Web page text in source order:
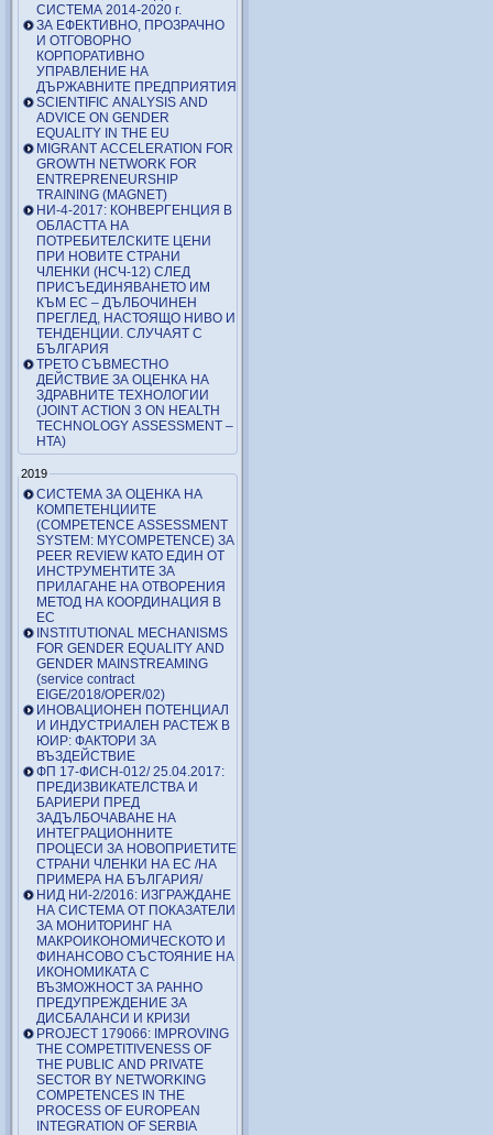
СИСТЕМА 2014-2020 г.
ЗА ЕФЕКТИВНО, ПРОЗРАЧНО
И ОТГОВОРНО
КОРПОРАТИВНО
УПРАВЛЕНИЕ НА
ДЪРЖАВНИТЕ ПРЕДПРИЯТИЯ
SCIENTIFIC ANALYSIS AND
ADVICE ON GENDER
EQUALITY IN THE EU
MIGRANT ACCELERATION FOR
GROWTH NETWORK FOR
ENTREPRENEURSHIP
TRAINING (MAGNET)
НИ-4-2017: КОНВЕРГЕНЦИЯ В
ОБЛАСТТА НА
ПОТРЕБИТЕЛСКИТЕ ЦЕНИ
ПРИ НОВИТЕ СТРАНИ
ЧЛЕНКИ (НСЧ-12) СЛЕД
ПРИСЪЕДИНЯВАНЕТО ИМ
КЪМ ЕС – ДЪЛБОЧИНЕН
ПРЕГЛЕД, НАСТОЯЩО НИВО И
ТЕНДЕНЦИИ. СЛУЧАЯТ С
БЪЛГАРИЯ
ТРЕТО СЪВМЕСТНО
ДЕЙСТВИЕ ЗА ОЦЕНКА НА
ЗДРАВНИТЕ ТЕХНОЛОГИИ
(JOINT ACTION 3 ON HEALTH
TECHNOLOGY ASSESSMENT –
HTA)
2019
СИСТЕМА ЗА ОЦЕНКА НА
КОМПЕТЕНЦИИТЕ
(COMPETENCE ASSESSMENT
SYSTEM: MYCOMPETENCE) ЗА
PEER REVIEW КАТО ЕДИН ОТ
ИНСТРУМЕНТИТЕ ЗА
ПРИЛАГАНЕ НА ОТВОРЕНИЯ
МЕТОД НА КООРДИНАЦИЯ В
ЕС
INSTITUTIONAL MECHANISMS
FOR GENDER EQUALITY AND
GENDER MAINSTREAMING
(service contract
EIGE/2018/OPER/02)
ИНОВАЦИОНЕН ПОТЕНЦИАЛ
И ИНДУСТРИАЛЕН РАСТЕЖ В
ЮИР: ФАКТОРИ ЗА
ВЪЗДЕЙСТВИЕ
ФП 17-ФИСН-012/ 25.04.2017:
ПРЕДИЗВИКАТЕЛСТВА И
БАРИЕРИ ПРЕД
ЗАДЪЛБОЧАВАНЕ НА
ИНТЕГРАЦИОННИТЕ
ПРОЦЕСИ ЗА НОВОПРИЕТИТЕ
СТРАНИ ЧЛЕНКИ НА ЕС /НА
ПРИМЕРА НА БЪЛГАРИЯ/
НИД НИ-2/2016: ИЗГРАЖДАНЕ
НА СИСТЕМА ОТ ПОКАЗАТЕЛИ
ЗА МОНИТОРИНГ НА
МАКРОИКОНОМИЧЕСКОТО И
ФИНАНСОВО СЪСТОЯНИЕ НА
ИКОНОМИКАТА С
ВЪЗМОЖНОСТ ЗА РАННО
ПРЕДУПРЕЖДЕНИЕ ЗА
ДИСБАЛАНСИ И КРИЗИ
PROJECT 179066: IMPROVING
THE COMPETITIVENESS OF
THE PUBLIC AND PRIVATE
SECTOR BY NETWORKING
COMPETENCES IN THE
PROCESS OF EUROPEAN
INTEGRATION OF SERBIA